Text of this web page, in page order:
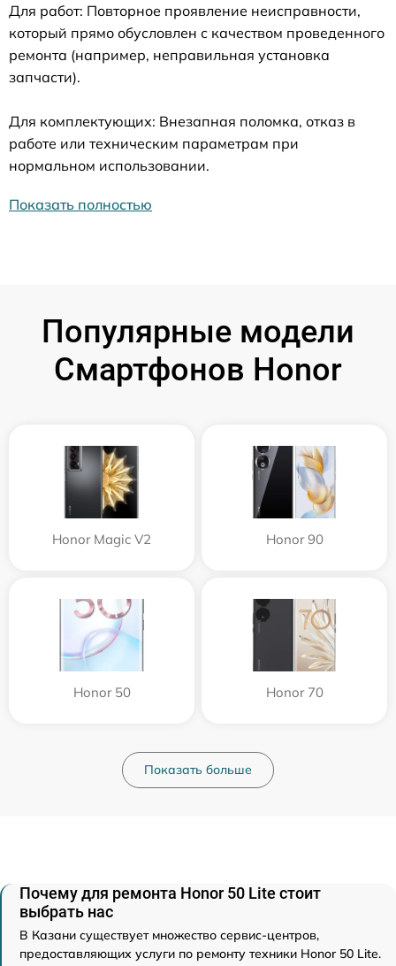
Для работ: Повторное проявление неисправности,
который прямо обусловлен с качеством проведенного
ремонта (например, неправильная установка
запчасти).
Для комплектующих: Внезапная поломка, отказ в
работе или техническим параметрам при
нормальном использовании.
Показать полностью
Популярные модели
Смартфонов Honor
Honor Magic V2 Honor 90
Honor 50 Honor 70
Показать больше
Почему для ремонта Honor 50 Lite стоит
выбрать нас
В Казани существует множество сервис-центров,
предоставляющих услуги по ремонту техники Honor 50 Lite.